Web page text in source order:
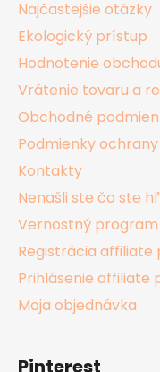
Najčastejšie otázky
Ekologický prístup
Hodnotenie
Vrátenie tovaru a
Obchodné
Podmienky
Kontakty
Nenašli ste čo ste
Vernostný program
Registrácia
Prihlásenie affiliate
Moja objednávka
Pinterest